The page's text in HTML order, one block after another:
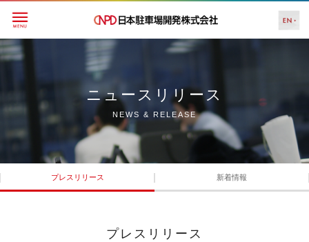
ニュースリリース
NEWS & RELEASE
プレスリリース 新着情報
プレスリリース